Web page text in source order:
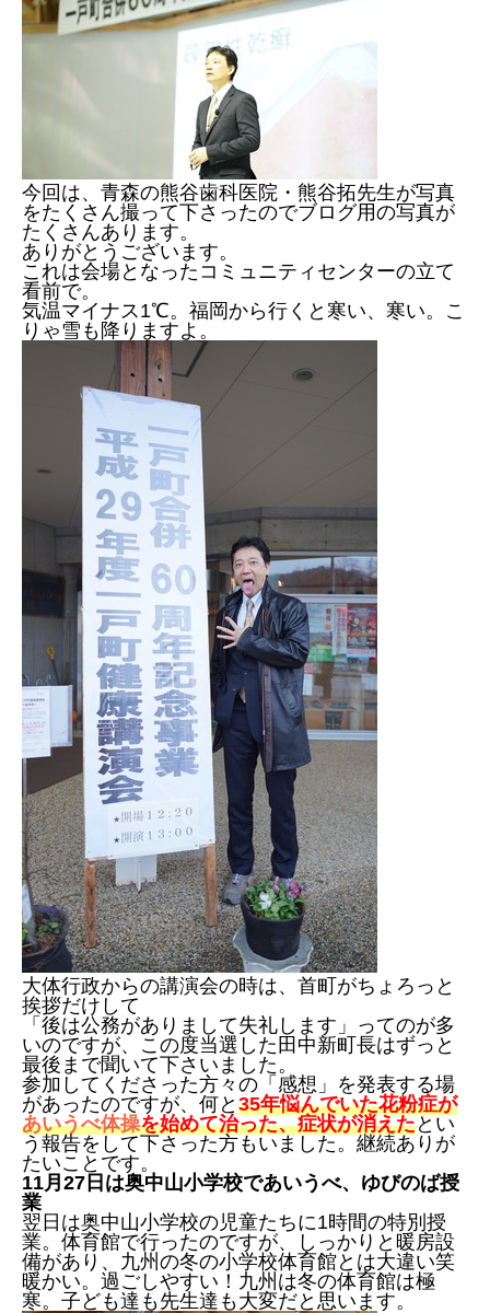
今回は、青森の熊谷歯科医院・熊谷拓先生が写真
をたくさん撮って下さったのでブログ用の写真が
たくさんあります。
ありがとうございます。
これは会場となったコミュニティセンターの立て
看前で。
気温マイナス1℃。福岡から行くと寒い、寒い。こ
りゃ雪も降りますよ。
大体行政からの講演会の時は、首町がちょろっと
挨拶だけして
「後は公務がありまして失礼します」ってのが多
いのですが、この度当選した田中新町長はずっと
最後まで聞いて下さいました。
参加してくださった方々の「感想」を発表する場
があったのですが、何と 35年悩んでいた花粉症が
あいうべ体操を始めて治った、症状が消えたとい
う報告をして下さった方もいました。継続ありが
たいことです。
11月27日は奥中山小学校であいうべ、ゆびのば授
業
翌日は奥中山小学校の児童たちに1時間の特別授
業。体育館で行ったのですが、しっかりと暖房設
備があり、九州の冬の小学校体育館とは大違い笑
暖かい。過ごしやすい！九州は冬の体育館は極
寒。子ども達も先生達も大変だと思います。